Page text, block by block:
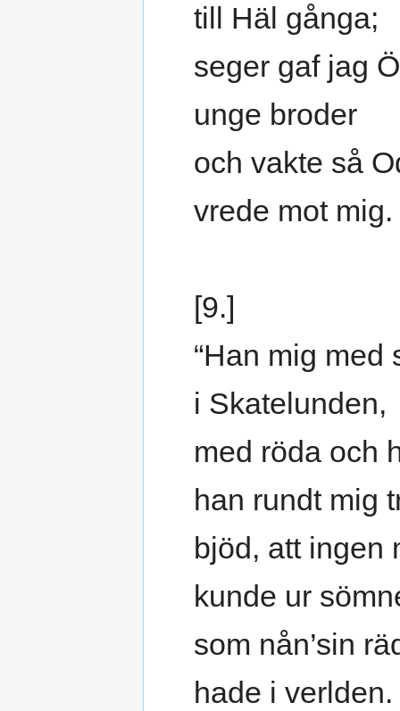
till Häl gånga;
seger gaf jag
unge broder
och vakte så
vrede mot mig.
[9.]
“Han mig med
i Skatelunden,
med röda och
han rundt mig
bjöd, att ingen
kunde ur
som nån’sin
hade i verlden.